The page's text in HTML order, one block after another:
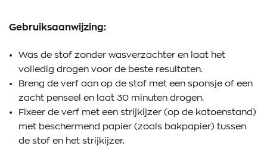
Gebruiksaanwijzing:
Was de stof zonder wasverzachter en laat het
volledig drogen voor de beste resultaten.
Breng de verf aan op de stof met een sponsje of een
zacht penseel en laat 30 minuten drogen.
Fixeer de verf met een strijkijzer (op de katoenstand)
met beschermend papier (zoals bakpapier) tussen
de stof en het strijkijzer.